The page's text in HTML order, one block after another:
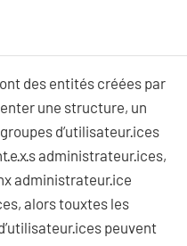
des entités créées par
une structure, un
d’utilisateur·ices
administrateur·ices,
administrateur·ice
alors touxtes les
peuvent